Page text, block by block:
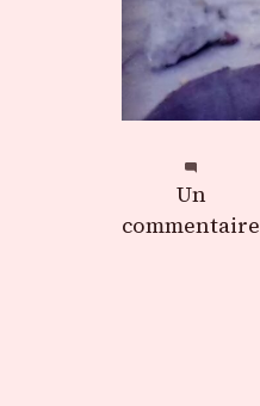
Un
commentaire
sur
Agenda